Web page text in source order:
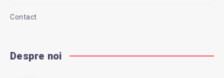
Contact
Despre noi